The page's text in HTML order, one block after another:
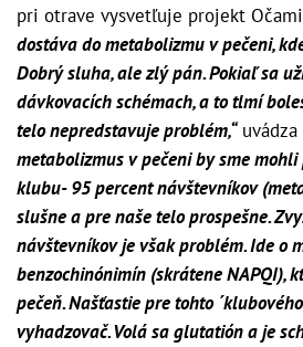
pri otrave vysvetľuje projekt
dostáva do metabolizmu v pečeni,
Dobrý sluha, ale zlý pán. Pokiaľ sa
dávkovacích schémach, a to tlmí
telo nepredstavuje problém,“uvádza
metabolizmus v pečeni by sme
klubu- 95 percent návštevníkov
slušne a pre naše telo prospešne.
návštevníkov je však problém. Ide o
benzochinónimín (skrátene NAPQI),
pečeň. Našťastie pre tohto
vyhadzovač. Volá sa glutatión a je